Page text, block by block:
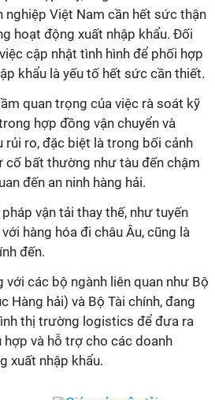
nghiệp Việt Nam cần hết sức thận
hoạt động xuất nhập khẩu. Đối
cập nhật tình hình để phối hợp
khẩu là yếu tố hết sức cần thiết.
quan trọng của việc rà soát kỹ
hợp đồng vận chuyển và
rủi ro, đặc biệt là trong bối cảnh
cố bất thường như tàu đến chậm
đến an ninh hàng hải.
vận tải thay thế, như tuyến
hàng hóa đi châu Âu, cũng là
đến.
với các bộ ngành liên quan như Bộ
Hàng hải) và Bộ Tài chính, đang
thị trường logistics để đưa ra
hợp và hỗ trợ cho các doanh
xuất nhập khẩu.